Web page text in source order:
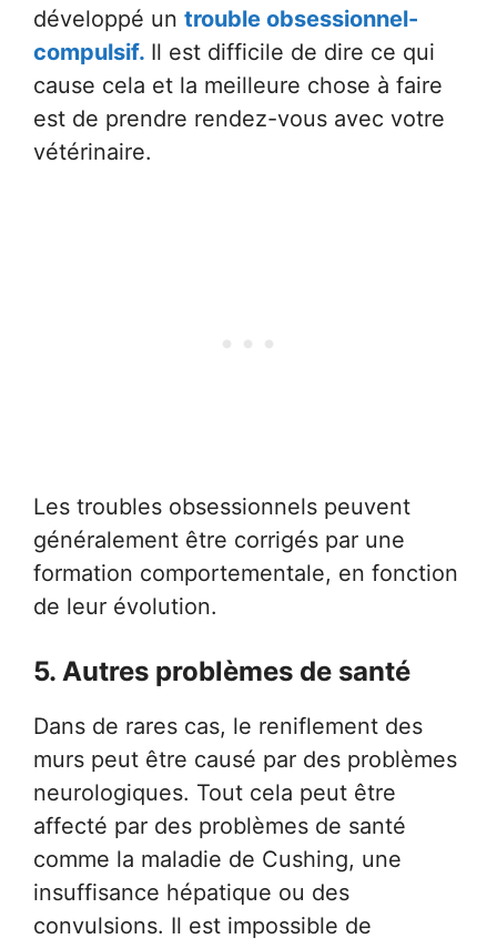
développé un trouble obsessionnel-
compulsif. Il est difficile de dire ce qui
cause cela et la meilleure chose à faire
est de prendre rendez-vous avec votre
vétérinaire.
Les troubles obsessionnels peuvent
généralement être corrigés par une
formation comportementale, en fonction
de leur évolution.
5. Autres problèmes de santé
Dans de rares cas, le reniflement des
murs peut être causé par des problèmes
neurologiques. Tout cela peut être
affecté par des problèmes de santé
comme la maladie de Cushing, une
insuffisance hépatique ou des
convulsions. Il est impossible de